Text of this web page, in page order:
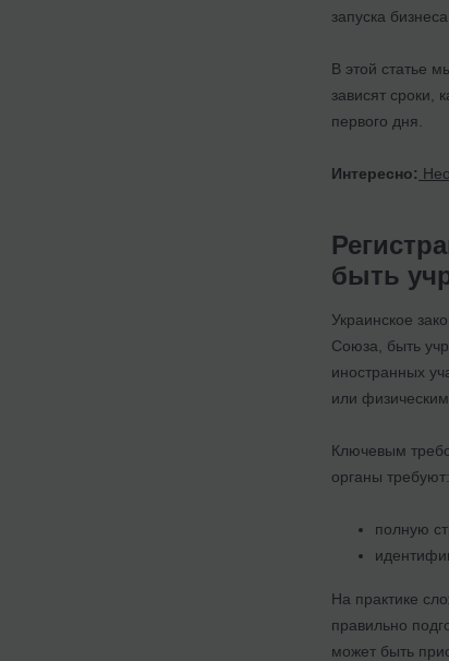
запуска
В этой статье
зависят сроки,
первого дня.
Интересно:
быть
Украинское
Союза, быть
иностранных
или
Ключевым
органы требуют:
полную
На практике
правильно
может быть